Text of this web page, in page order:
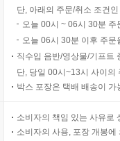
단, 아래의 주문/취소 조건
오늘 00시 ~ 06시 30분
오늘 06시 30분 이후 주
직수입 음반/영상물/기프트
단, 당일 00시~13시 사이의
박스 포장은 택배 배송이
소비자의 책임 있는 사유로
소비자의 사용, 포장 개봉